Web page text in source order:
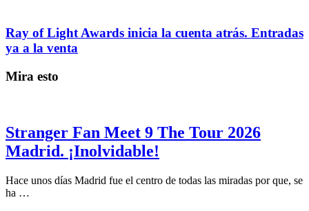
Ray of Light Awards inicia la cuenta atrás. Entradas
ya a la venta
Mira esto
Stranger Fan Meet 9 The Tour 2026
Madrid. ¡Inolvidable!
Hace unos días Madrid fue el centro de todas las miradas por que, se
ha …